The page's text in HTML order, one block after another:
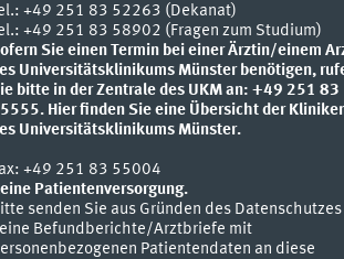
+49 251 83 52263 (Dekanat)
+49 251 83 58902 (Fragen zum Studium)
Sie einen Termin bei einer Ärztin/einem
Universitätsklinikums Münster benötigen,
bitte in der Zentrale des UKM an: +49 251 83
Hier finden Sie eine Übersicht der
Universitätsklinikums Münster.
+49 251 83 55004
Patientenversorgung.
senden Sie aus Gründen des Datenschutzes
Befundberichte/Arztbriefe mit
Patientendaten an diese